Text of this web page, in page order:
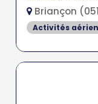
Briançon
Activités